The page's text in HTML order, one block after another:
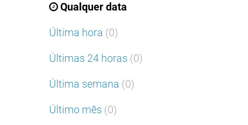
Qualquer data
Última hora (0)
Últimas 24 horas (0)
Última semana (0)
Último mês (0)